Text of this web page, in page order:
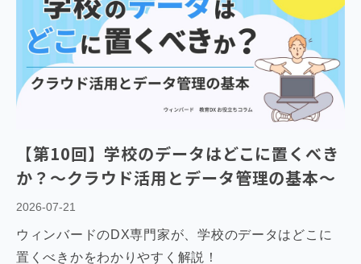
【第10回】学校のデータはどこに置くべき
か？～クラウド活用とデータ管理の基本～
2026-07-21
ウィンバードのDX専門家が、学校のデータはどこに
置くべきかをわかりやすく解説！